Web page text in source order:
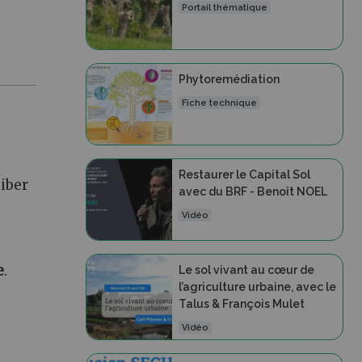
.
Portail thématique
Phytoremédiation
Fiche technique
Restaurer le Capital Sol
avec du BRF - Benoît NOEL
Vidéo
Le sol vivant au cœur de
l’agriculture urbaine, avec le
Talus & François Mulet
Vidéo